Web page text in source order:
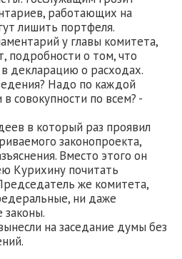
работающих на
лишить портфеля.
у главы комитета,
подробности о том, что
декларацию о расходах.
Надо по каждой
совокупности по всем? -
в который раз проявил
законопроекта,
Вместо этого он
Курихину почитать
же комитета,
ни даже
на заседание думы без